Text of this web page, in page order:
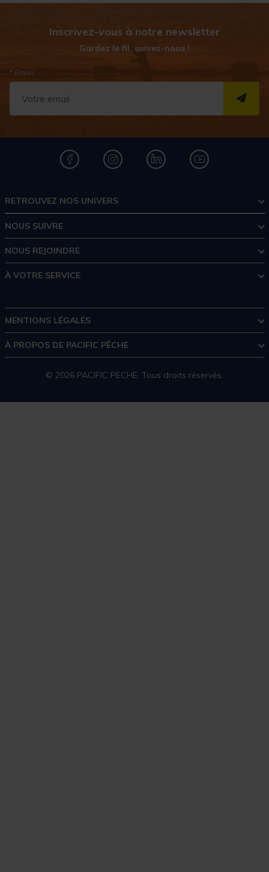
Inscrivez-vous à notre newsletter
Gardez le fil, suivez-nous !
* Email
RETROUVEZ NOS UNIVERS
NOUS SUIVRE
NOUS REJOINDRE
À VOTRE SERVICE
MENTIONS LÉGALES
À PROPOS DE PACIFIC PÊCHE
© 2026 PACIFIC PECHE. Tous droits réservés.